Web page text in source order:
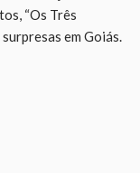
“Os Três
em Goiás.